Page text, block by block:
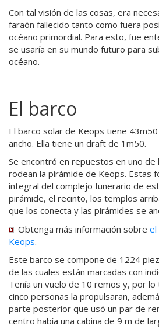
Con tal visión de las cosas, era
faraón fallecido tanto como fuera
océano primordial. Para esto, fue
se usaría en su mundo futuro para
océano.
El barco
El barco solar de Keops tiene
ancho. Ella tiene un draft de 1m50.
Se encontró en repuestos en uno de
rodean la pirámide de Keops. Estas
integral del complejo funerario de
pirámide, el recinto, los templos
que los conecta y las pirámides se
Obtenga más información sobre el
Keops.
Este barco se compone de 1224
de las cuales están marcadas con
Tenía un vuelo de 10 remos y, por
cinco personas la propulsaran,
parte posterior que usó un par de
centro había una cabina de 9 m de